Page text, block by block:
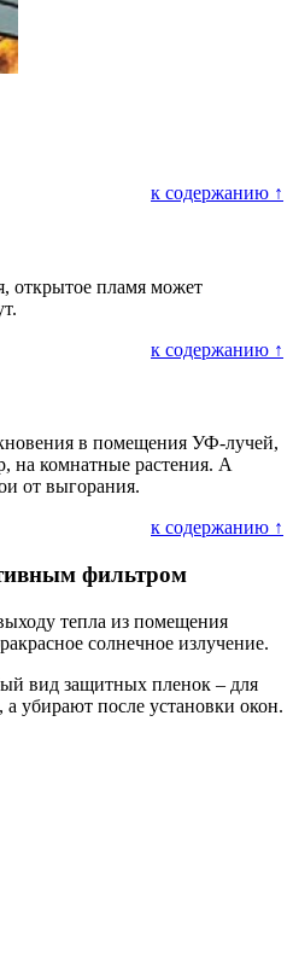
к содержанию ↑
открытое пламя может
к содержанию ↑
в помещения УФ-лучей,
на комнатные растения. А
от выгорания.
к содержанию ↑
фильтром
тепла из помещения
солнечное излучение.
вид защитных пленок – для
убирают после установки окон.